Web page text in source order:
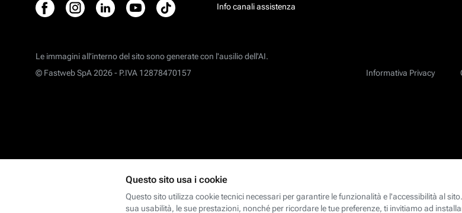
Info canali assistenza
Le immagini all’interno del sito sono generate con l'ausilio dell'AI.
Informativa Privacy
© Fastweb SpA 2026 - P.IVA 12878470157